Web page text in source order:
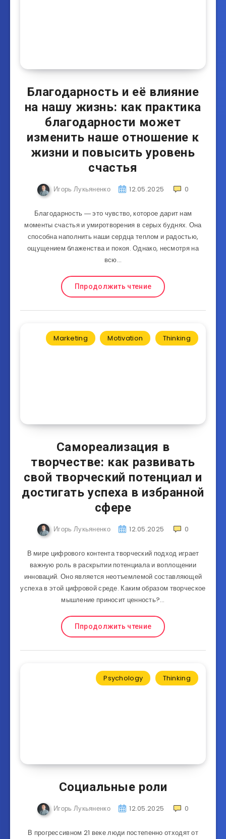
Благодарность и её влияние
на нашу жизнь: как практика
благодарности может
изменить наше отношение к
жизни и повысить уровень
счастья
Игорь Лукьяненко 12.05.2025 0
Благодарность ― это чувство, которое дарит нам
моменты счастья и умиротворения в серых буднях. Она
способна наполнить наши сердца теплом и радостью,
ощущением блаженства и покоя. Однако, несмотря на
всю…
Ппродолжить чтение
Marketing Motivation Thinking
Самореализация в
творчестве: как развивать
свой творческий потенциал и
достигать успеха в избранной
сфере
Игорь Лукьяненко 12.05.2025 0
В мире цифрового контента творческий подход играет
важную роль в раскрытии потенциала и воплощении
инноваций. Оно является неотъемлемой составляющей
успеха в этой цифровой среде. Каким образом творческое
мышление приносит ценность?…
Ппродолжить чтение
Psychology Thinking
Социальные роли
Игорь Лукьяненко 12.05.2025 0
В прогрессивном 21 веке люди постепенно отходят от